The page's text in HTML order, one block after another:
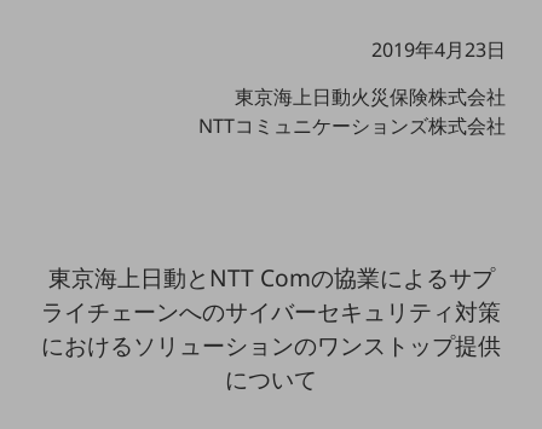
自治体・地域社会との共創
LGPF(Local Government Platform)
2019年4月23日
東京海上日動火災保険株式会社
NTTコミュニケーションズ株式会社
東京海上日動とNTT Comの協業によるサプ
ライチェーンへのサイバーセキュリティ対策
におけるソリューションのワンストップ提供
について